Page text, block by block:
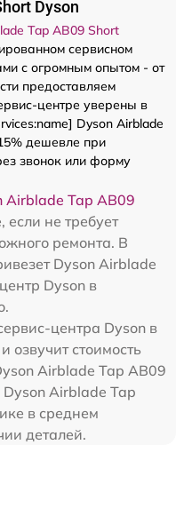
Dyson
Tap AB09 Short
сервисном
с огромным опытом - от
предоставляем
центре уверены в
Dyson Airblade
дешевле при
звонок или форму
Airblade Tap AB09
если не требует
ремонта. В
Dyson Airblade
Dyson в
центра Dyson в
озвучит стоимость
Airblade Tap AB09
Airblade Tap
в среднем
деталей.